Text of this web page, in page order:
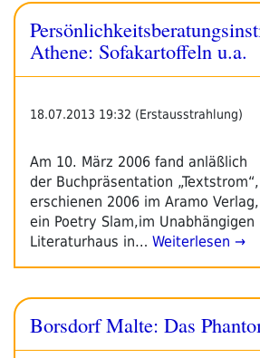
Athene: Sofakartoffeln u.a.
18.07.2013 19:32 (Erstausstrahlung)
Am 10. März 2006 fand anläßlich
der Buchpräsentation „Textstrom“,
erschienen 2006 im Aramo Verlag,
ein Poetry Slam,im Unabhängigen
Literaturhaus in… Weiterlesen →
Borsdorf Malte: Das